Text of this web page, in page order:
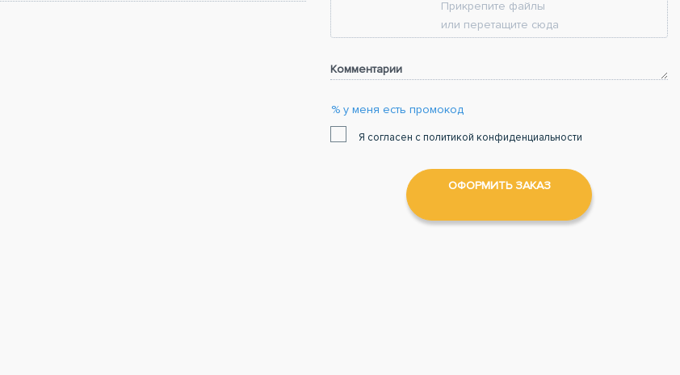
Прикрепите файлы
или перетащите сюда
Комментарии
% у меня есть промокод
Я согласен с политикой конфиденциальности
ОФОРМИТЬ ЗАКАЗ